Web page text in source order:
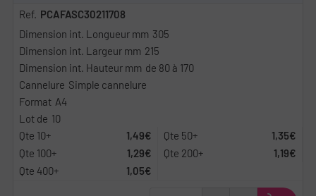
PCAFASC30211708
305
215
de 80 à 170
Simple cannelure
A4
10
1,49€
1,35€
1,29€
1,19€
1,05€